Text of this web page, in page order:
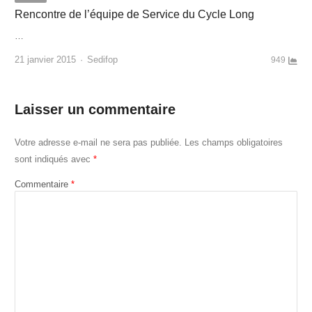
Rencontre de l’équipe de Service du Cycle Long
…
21 janvier 2015 Author
Sedifop 949
Laisser un commentaire
Votre adresse e-mail ne sera pas publiée.
Les champs obligatoires
sont indiqués avec *
Commentaire *